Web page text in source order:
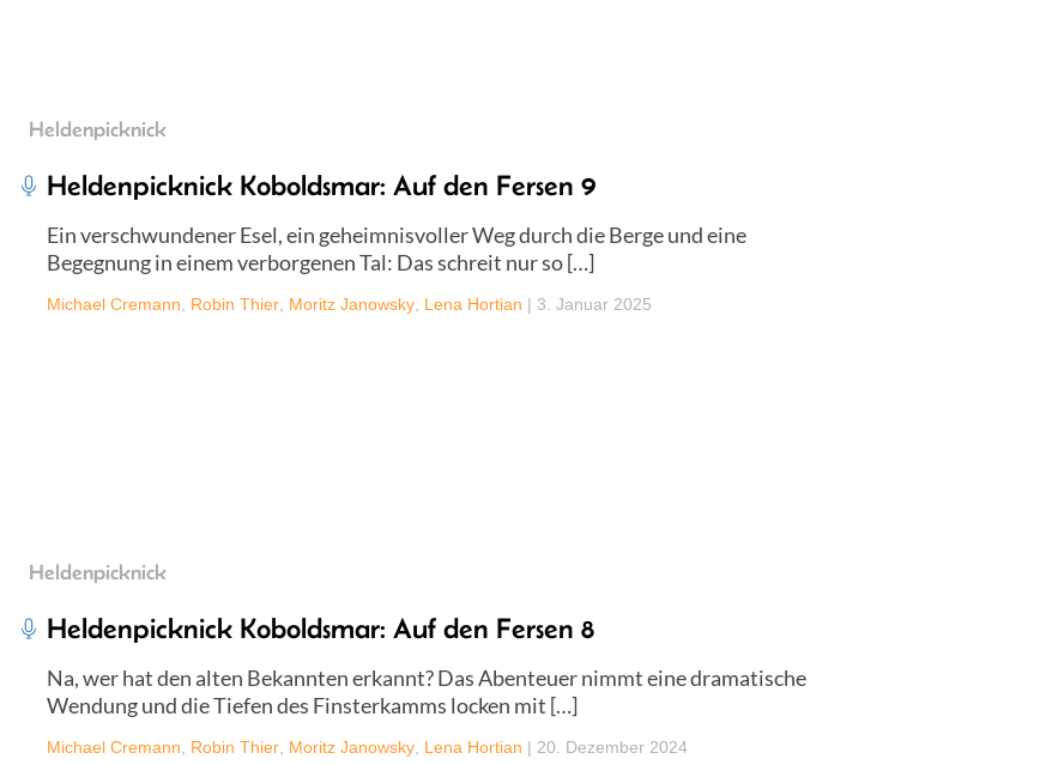
Heldenpicknick
Heldenpicknick Koboldsmar: Auf den Fersen 9
Ein verschwundener Esel, ein geheimnisvoller Weg durch die Berge und eine
Begegnung in einem verborgenen Tal: Das schreit nur so […]
Michael Cremann Robin Thier Moritz Janowsky Lena Hortian | 3. Januar 2025
Heldenpicknick
Heldenpicknick Koboldsmar: Auf den Fersen 8
Na, wer hat den alten Bekannten erkannt? Das Abenteuer nimmt eine dramatische
Wendung und die Tiefen des Finsterkamms locken mit […]
Michael Cremann Robin Thier Moritz Janowsky Lena Hortian | 20. Dezember 2024